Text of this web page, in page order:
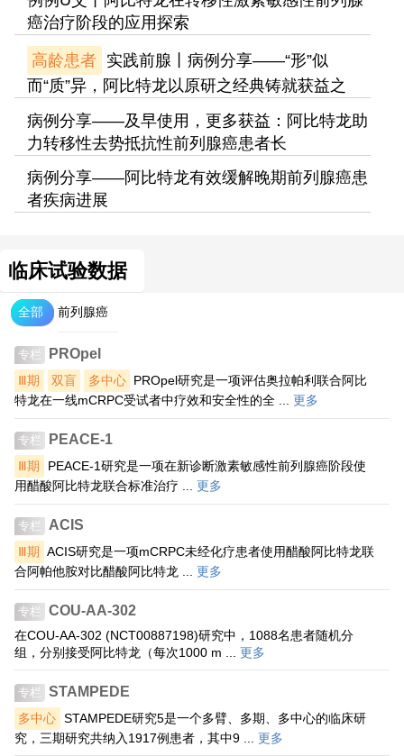
癌治疗阶段的应用探索
高龄患者 实践前腺丨病例分享——“形”似
而“质”异，阿比特龙以原研之经典铸就获益之
病例分享——及早使用，更多获益：阿比特龙助
力转移性去势抵抗性前列腺癌患者长
病例分享——阿比特龙有效缓解晚期前列腺癌患
者疾病进展
临床试验数据
全部 前列腺癌
专栏 PROpel
Ⅲ期 双盲 多中心 PROpel研究是一项评估奥拉帕利联合阿比
特龙在一线mCRPC受试者中疗效和安全性的全 ... 更多
专栏 PEACE-1
Ⅲ期
PEACE-1研究是一项在新诊断激素敏感性前列腺癌阶段使
用醋酸阿比特龙联合标准治疗 ... 更多
专栏 ACIS
Ⅲ期 ACIS研究是一项mCRPC未经化疗患者使用醋酸阿比特龙联
合阿帕他胺对比醋酸阿比特龙 ... 更多
专栏 COU-AA-302
在COU-AA-302 (NCT00887198)研究中，1088名患者随机分
组，分别接受阿比特龙（每次1000 m ... 更多
专栏 STAMPEDE
多中心 STAMPEDE研究5是一个多臂、多期、多中心的临床研
究，三期研究共纳入1917例患者，其中9 ... 更多